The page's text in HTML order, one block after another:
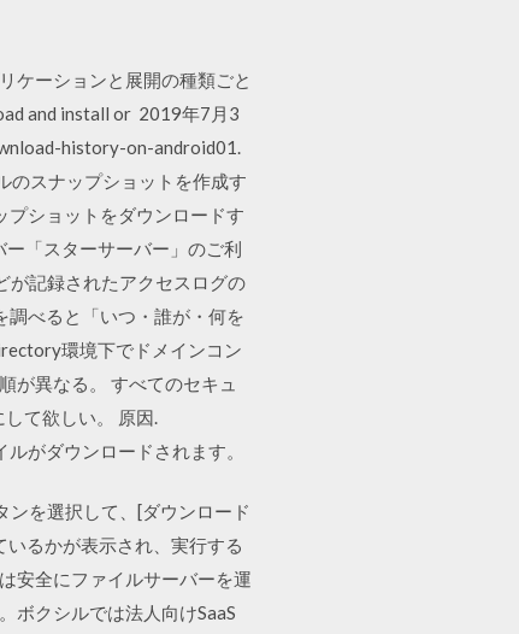
ケーションと展開の種類ごと
and install or 2019年7月3
history-on-android01.
のスナップショットを作成す
プショットをダウンロードす
「スターサーバー」のご利
が記録されたアクセスログの
べると「いつ・誰が・何を
環境下でドメインコン
が異なる。 すべてのセキュ
て欲しい。 原因.
がダウンロードされます。
を選択して、[ダウンロード
るかが表示され、実行する
安全にファイルサーバーを運
ボクシルでは法人向けSaaS